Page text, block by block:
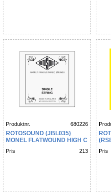
Produktnr. 680226
ROTOSOUND (JBL035)
MONEL FLATWOUND HIGH C
Pris 213 Pris